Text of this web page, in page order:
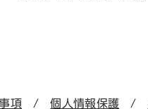
項 個人情報保護